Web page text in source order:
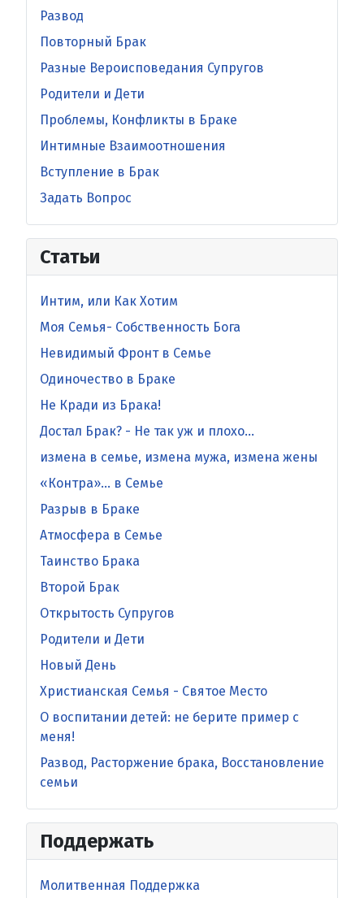
Развод
Повторный Брак
Разные Вероисповедания Супругов
Родители и Дети
Проблемы, Конфликты в Браке
Интимные Взаимоотношения
Вступление в Брак
Задать Вопрос
Статьи
Интим, или Как Хотим
Моя Семья- Собственность Бога
Невидимый Фронт в Cемье
Одиночество в Браке
Не Кради из Брака!
Достал Брак? - Не так уж и плохо…
измена в семье, измена мужа, измена жены
«Контра»… в Семье
Разрыв в Браке
Атмосфера в Семье
Таинство Брака
Второй Брак
Открытость Супругов
Родители и Дети
Новый День
Христианская Семья - Святое Место
O воспитании детей: не берите пример с
меня!
Развод, Расторжение брака, Восстановление
семьи
Поддержать
Молитвенная Поддержка